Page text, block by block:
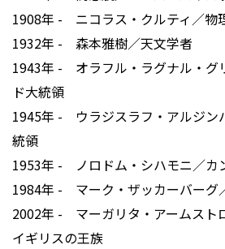
1908年 - ニコラス・クルティ／物
1932年 - 森本雅樹／天文学者
1943年 - オラフル・ラグナル・グ
ド大統領
1945年 - ウラジスラフ・アルジン
統領
1953年 - ノロドム・シハモニ／カ
1984年 - マーク・ザッカーバーグ
2002年 - マーガリタ・アームスト
イギリスの王族